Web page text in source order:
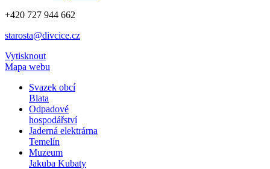
+420 727 944 662
starosta@divcice.cz
Vytisknout
Mapa webu
Svazek obcí
Blata
Odpadové
hospodářství
Jaderná elektrárna
Temelín
Muzeum
Jakuba Kubaty